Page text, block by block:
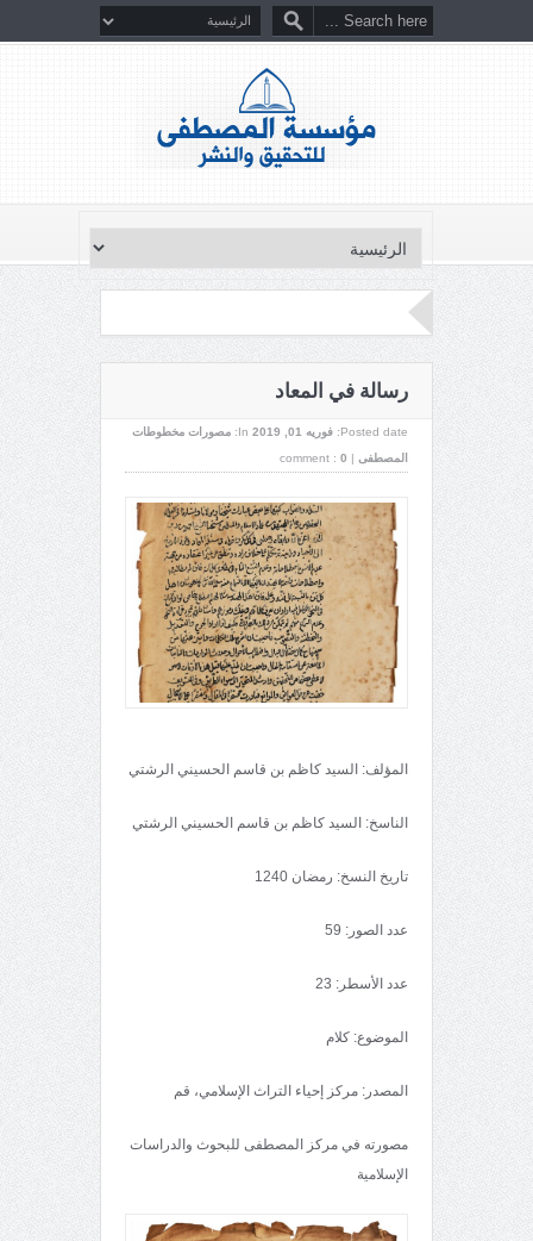
رسالة في المعاد
Posted date: فوریه 01, 2019 In:
مصورات مخطوطات
المصطفى |
comment : 0
المؤلف: السيد كاظم بن قاسم الحسيني الرشتي
الناسخ: السيد كاظم بن قاسم الحسيني الرشتي
تاريخ النسخ: رمضان 1240
عدد الصور: 59
عدد الأسطر: 23
الموضوع: كلام
المصدر: مركز إحياء التراث الإسلامي، قم
مصورته في مركز المصطفى للبحوث والدراسات
الإسلامية